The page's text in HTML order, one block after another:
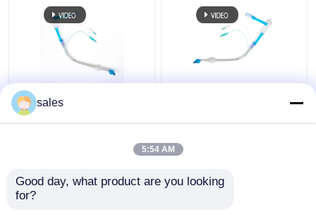
FR28-FR41
Endotracheal Dubbel
de Lumenbuis Apparaat
sales
5:54 AM
Good day, what product are you looking
for?